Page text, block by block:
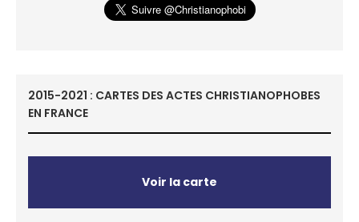
2015-2021 : CARTES DES ACTES CHRISTIANOPHOBES
EN FRANCE
Voir la carte